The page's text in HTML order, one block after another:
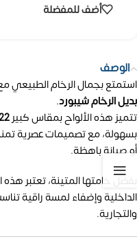
أضف للمفضلة
الوصف
استمتع بجمال الرخام الطبيعي
بديل الرخام شيبورد.
تتميز هذه الألواح بمقاس كبير122 ×
بسهولة، مع تصميمات عصرية
أو صيانة باهظة.
بفضل خامتها المتينة، تعتبر هذه
الداخلية وإضفاء لمسة راقية
والتجارية.